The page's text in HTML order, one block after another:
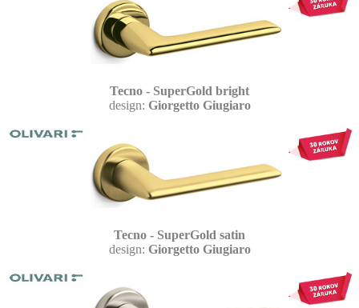
Tecno - SuperGold bright
design: Giorgetto Giugiaro
Tecno - SuperGold satin
design: Giorgetto Giugiaro